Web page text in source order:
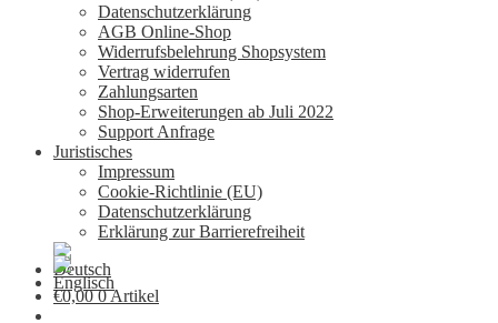
Datenschutzerklärung
AGB Online-Shop
Widerrufsbelehrung Shopsystem
Vertrag widerrufen
Zahlungsarten
Shop-Erweiterungen ab Juli 2022
Support Anfrage
Juristisches
Impressum
Cookie-Richtlinie (EU)
Datenschutzerklärung
Erklärung zur Barrierefreiheit
€0,00 0 Artikel